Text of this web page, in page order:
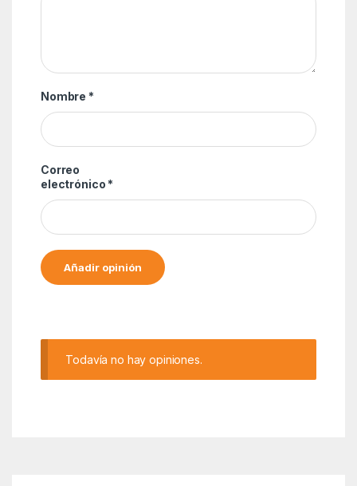
Nombre *
Correo
electrónico *
Todavía no hay opiniones.